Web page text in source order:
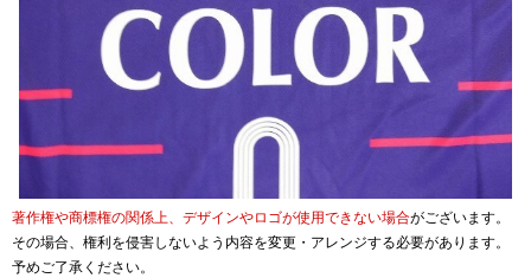
著作権や商標権の関係上、デザインやロゴが使用できない場合がございます。
その場合、権利を侵害しないよう内容を変更・アレンジする必要があります。
予めご了承ください。